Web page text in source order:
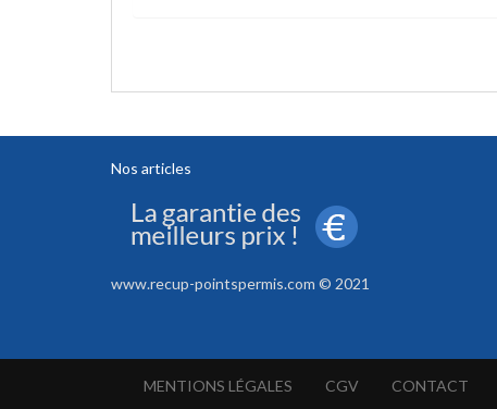
Nos articles
www.recup-pointspermis.com © 2021
MENTIONS LÉGALES CGV CONTACT